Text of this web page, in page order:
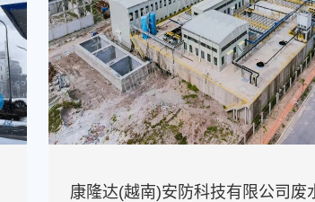
康隆达(越南)安防科技有限公司废